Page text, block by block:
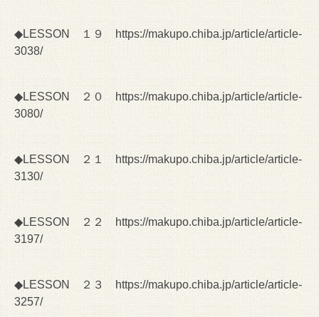
◆LESSON １９
https://makupo.chiba.jp/article/article-
3038/
◆LESSON ２０
https://makupo.chiba.jp/article/article-
3080/
◆LESSON ２１
https://makupo.chiba.jp/article/article-
3130/
◆LESSON ２２
https://makupo.chiba.jp/article/article-
3197/
◆LESSON ２３ https://makupo.chiba.jp/article/article-
3257/